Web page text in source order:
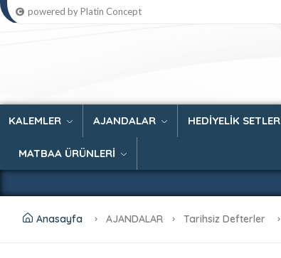
powered by Platin Concept
KALEMLER AJANDALAR HEDİYELİK SETLER
MATBAA ÜRÜNLERİ
Anasayfa AJANDALAR Tarihsiz Defterler